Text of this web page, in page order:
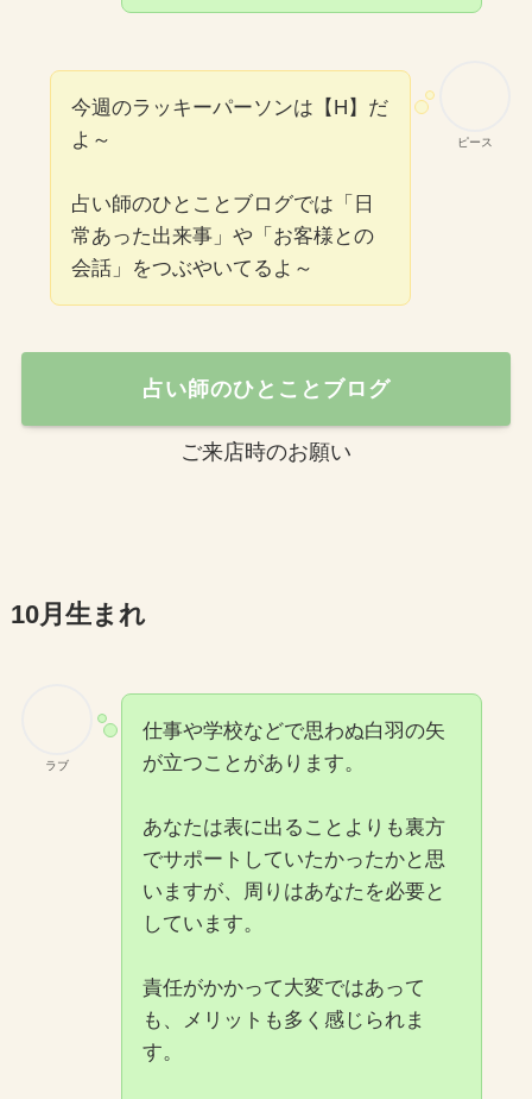
ピース
今週のラッキーパーソンは【H】だ
よ～
占い師のひとことブログでは「日
常あった出来事」や「お客様との
会話」をつぶやいてるよ～
占い師のひとことブログ
ご来店時のお願い
10月生まれ
ラブ
仕事や学校などで思わぬ白羽の矢
が立つことがあります。
あなたは表に出ることよりも裏方
でサポートしていたかったかと思
いますが、周りはあなたを必要と
しています。
責任がかかって大変ではあって
も、メリットも多く感じられま
す。